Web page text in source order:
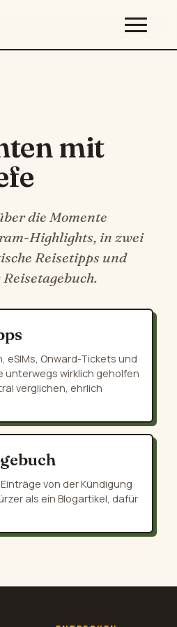
mit
die Momente
Highlights, in zwei
Reisetipps und
eSIMs, Onward-Tickets und
unterwegs wirklich geholfen
verglichen, ehrlich
von der Kündigung
als ein Blogartikel, dafür